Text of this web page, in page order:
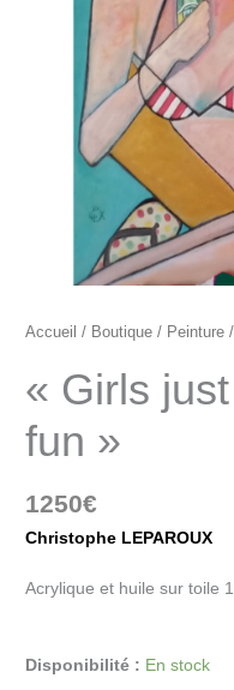
Accueil / Boutique / Peinture /
« Girls
fun »
1250€
Christophe LEPAROUX
Acrylique et huile sur toile
Disponibilité : En stock